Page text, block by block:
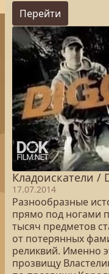
Перейти
Кладоискатели /
17.07.2014
Разнообразные
прямо под ногами
тысяч предметов
от потерянных
реликвий. Именно
прозвищу